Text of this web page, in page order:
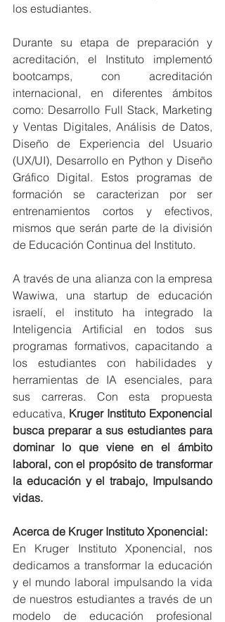
los estudiantes.
Durante su etapa de preparación y
acreditación, el Instituto implementó
bootcamps, con acreditación
internacional, en diferentes ámbitos
como: Desarrollo Full Stack, Marketing
y Ventas Digitales, Análisis de Datos,
Diseño de Experiencia del Usuario
(UX/UI), Desarrollo en Python y Diseño
Gráfico Digital. Estos programas de
formación se caracterizan por ser
entrenamientos cortos y efectivos,
mismos que serán parte de la división
de Educación Continua del Instituto.
A través de una alianza con la empresa
Wawiwa, una startup de educación
israelí, el instituto ha integrado la
Inteligencia Artificial en todos sus
programas formativos, capacitando a
los estudiantes con habilidades y
herramientas de IA esenciales, para
sus carreras. Con esta propuesta
educativa, Kruger Instituto Exponencial
busca preparar a sus estudiantes para
dominar lo que viene en el ámbito
laboral, con el propósito de transformar
la educación y el trabajo, Impulsando
vidas.
Acerca de Kruger Instituto Xponencial:
En Kruger Instituto Xponencial, nos
dedicamos a transformar la educación
y el mundo laboral impulsando la vida
de nuestros estudiantes a través de un
modelo de educación profesional